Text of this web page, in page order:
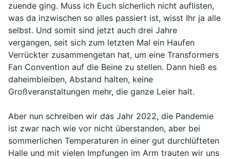
zuende ging. Muss ich Euch sicherlich nicht auflisten,
was da inzwischen so alles passiert ist, wisst Ihr ja alle
selbst. Und somit sind jetzt auch drei Jahre
vergangen, seit sich zum letzten Mal ein Haufen
Verrückter zusammengetan hat, um eine Transformers
Fan Convention auf die Beine zu stellen. Dann hieß es
daheimbleiben, Abstand halten, keine
Großveranstaltungen mehr, die ganze Leier halt.
Aber nun schreiben wir das Jahr 2022, die Pandemie
ist zwar nach wie vor nicht überstanden, aber bei
sommerlichen Temperaturen in einer gut durchlüfteten
Halle und mit vielen Impfungen im Arm trauten wir uns